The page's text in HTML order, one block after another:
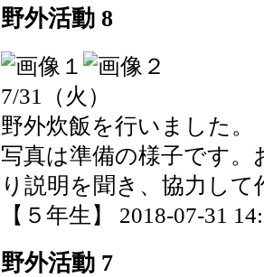
野外活動 8
7/31（火）
野外炊飯を行いました。
写真は準備の様子です
り説明を聞き、協力して
【５年生】 2018-07-31
野外活動 7